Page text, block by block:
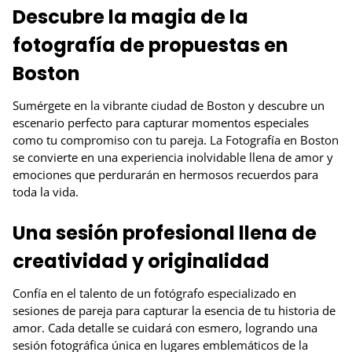
Descubre la magia de la
fotografía de propuestas en
Boston
Sumérgete en la vibrante ciudad de Boston y descubre un
escenario perfecto para capturar momentos especiales
como tu compromiso con tu pareja. La Fotografía en Boston
se convierte en una experiencia inolvidable llena de amor y
emociones que perdurarán en hermosos recuerdos para
toda la vida.
Una sesión profesional llena de
creatividad y originalidad
Confía en el talento de un fotógrafo especializado en
sesiones de pareja para capturar la esencia de tu historia de
amor. Cada detalle se cuidará con esmero, logrando una
sesión fotográfica única en lugares emblemáticos de la